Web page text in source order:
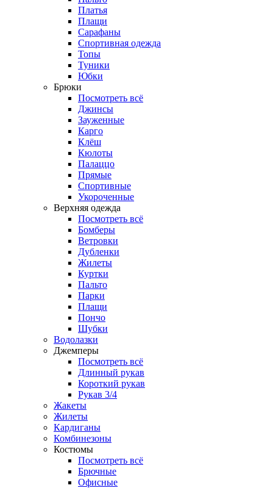
Платья
Плащи
Сарафаны
Спортивная одежда
Топы
Туники
Юбки
Брюки
Посмотреть всё
Джинсы
Зауженные
Карго
Клёш
Кюлоты
Палаццо
Прямые
Спортивные
Укороченные
Верхняя одежда
Посмотреть всё
Бомберы
Ветровки
Дубленки
Жилеты
Куртки
Пальто
Парки
Плащи
Пончо
Шубки
Водолазки
Джемперы
Посмотреть всё
Длинный рукав
Короткий рукав
Рукав 3/4
Жакеты
Жилеты
Кардиганы
Комбинезоны
Костюмы
Посмотреть всё
Брючные
Офисные